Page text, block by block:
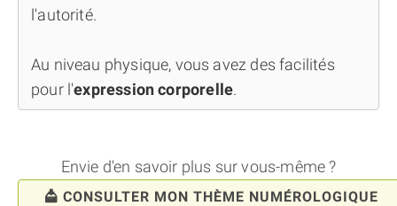
l'autorité.
Au niveau physique, vous avez des facilités
pour l'expression corporelle.
Envie d'en savoir plus sur vous-même ?
CONSULTER MON THÈME NUMÉROLOGIQUE